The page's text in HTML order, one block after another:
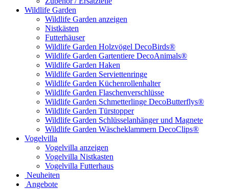
Wildlife Garden
Wildlife Garden anzeigen
Nistkästen
Futterhäuser
Wildlife Garden Holzvögel DecoBirds®
Wildlife Garden Gartentiere DecoAnimals®
Wildlife Garden Haken
Wildlife Garden Serviettenringe
Wildlife Garden Küchenrollenhalter
Wildlife Garden Flaschenverschlüsse
Wildlife Garden Schmetterlinge DecoButterflys®
Wildlife Garden Türstopper
Wildlife Garden Schlüsselanhänger und Magnete
Wildlife Garden Wäscheklammern DecoClips®
Vogelvilla
Vogelvilla anzeigen
Vogelvilla Nistkasten
Vogelvilla Futterhaus
Neuheiten
Angebote